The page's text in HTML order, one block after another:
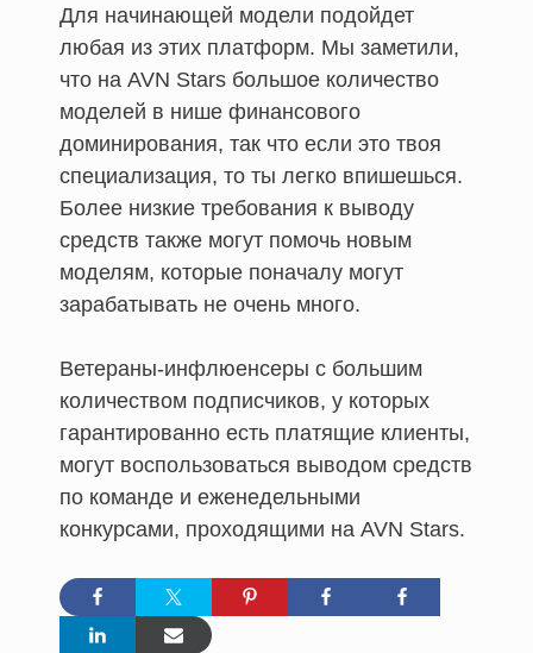
Для начинающей модели подойдет
любая из этих платформ. Мы заметили,
что на AVN Stars большое количество
моделей в нише финансового
доминирования, так что если это твоя
специализация, то ты легко впишешься.
Более низкие требования к выводу
средств также могут помочь новым
моделям, которые поначалу могут
зарабатывать не очень много.
Ветераны-инфлюенсеры с большим
количеством подписчиков, у которых
гарантированно есть платящие клиенты,
могут воспользоваться выводом средств
по команде и еженедельными
конкурсами, проходящими на AVN Stars.